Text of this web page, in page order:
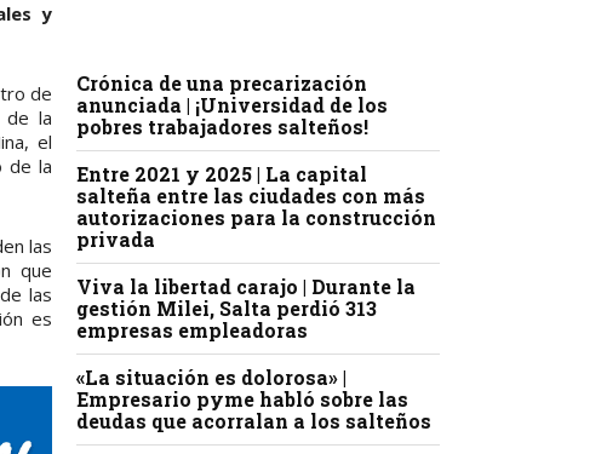
y
de
de la
el
de la
las
que
las
es
Crónica de una precarización
anunciada | ¡Universidad de los
pobres trabajadores salteños!
Entre 2021 y 2025 | La capital
salteña entre las ciudades con más
autorizaciones para la construcción
privada
Viva la libertad carajo | Durante la
gestión Milei, Salta perdió 313
empresas empleadoras
«La situación es dolorosa» |
Empresario pyme habló sobre las
deudas que acorralan a los salteños